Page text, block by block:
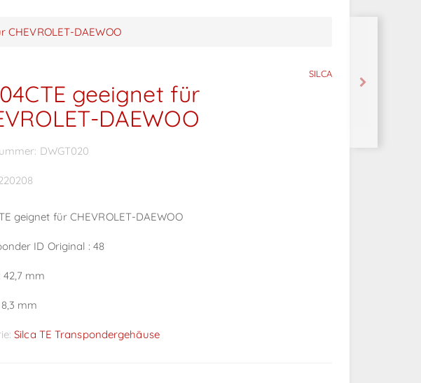
CHEVROLET-DAEWOO
SILCA
geeignet für
DAEWOO
DWGT020
geignet für CHEVROLET-DAEWOO
ID Original : 48
42,7 mm
mm
Silca TE Transpondergehäuse